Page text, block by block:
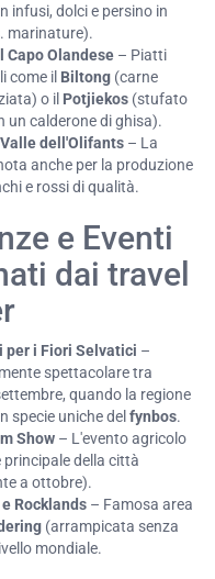
infusi, dolci e persino in
marinature).
Capo Olandese – Piatti
come il Biltong (carne
o il Potjiekos (stufato
un calderone di ghisa).
dell'Olifants – La
anche per la produzione
e rossi di qualità.
e Eventi
dai travel
per i Fiori Selvatici –
spettacolare tra
quando la regione
specie uniche del fynbos.
Show – L'evento agricolo
principale della città
a ottobre).
Rocklands – Famosa area
(arrampicata senza
mondiale.